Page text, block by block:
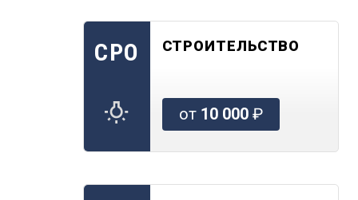
СРО СТРОИТЕЛЬСТВО
от 10 000₽